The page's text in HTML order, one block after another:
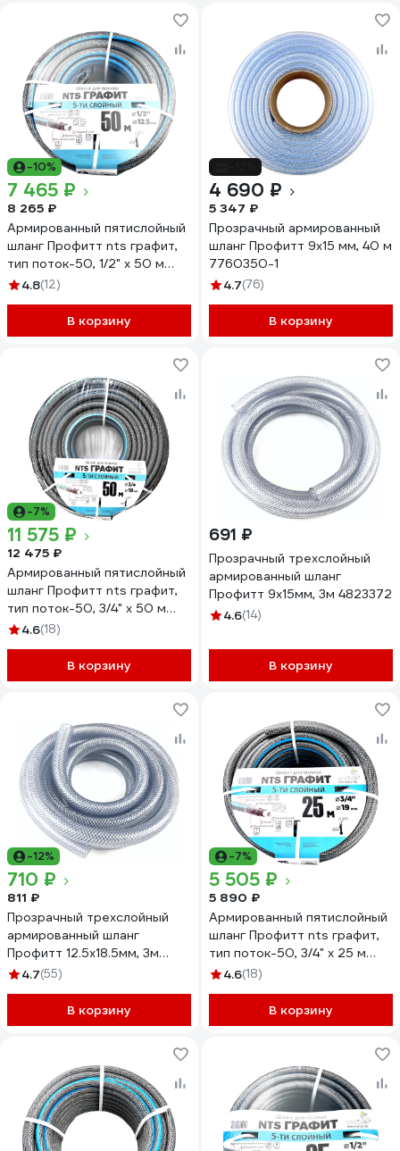
-10%
7 465 ₽
8 265 ₽
Армированный пятислойный
шланг Профитт nts графит,
тип поток-50, 1/2" х 50 м
2227176
4.8(12)
В корзину
4 690 ₽
5 347 ₽
Прозрачный армированный
шланг Профитт 9х15 мм, 40 м
7760350-1
4.7(76)
В корзину
-7%
11 575 ₽
12 475 ₽
Армированный пятислойный
шланг Профитт nts графит,
тип поток-50, 3/4" х 50 м
2227206
4.6(18)
В корзину
691 ₽
Прозрачный трехслойный
армированный шланг
Профитт 9х15мм, 3м 4823372
4.6(14)
В корзину
-12%
710 ₽
811 ₽
Прозрачный трехслойный
армированный шланг
Профитт 12.5х18.5мм, 3м
4823389
4.7(55)
В корзину
-7%
5 505 ₽
5 890 ₽
Армированный пятислойный
шланг Профитт nts графит,
тип поток-50, 3/4" х 25 м
2227190
4.6(18)
В корзину